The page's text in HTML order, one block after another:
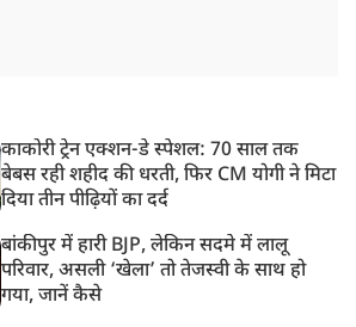
काकोरी ट्रेन एक्शन-डे स्पेशल: 70 साल तक
बेबस रही शहीद की धरती, फिर CM योगी ने मिटा
दिया तीन पीढ़ियों का दर्द
बांकीपुर में हारी BJP, लेकिन सदमे में लालू
परिवार, असली ‘खेला’ तो तेजस्वी के साथ हो
गया, जानें कैसे